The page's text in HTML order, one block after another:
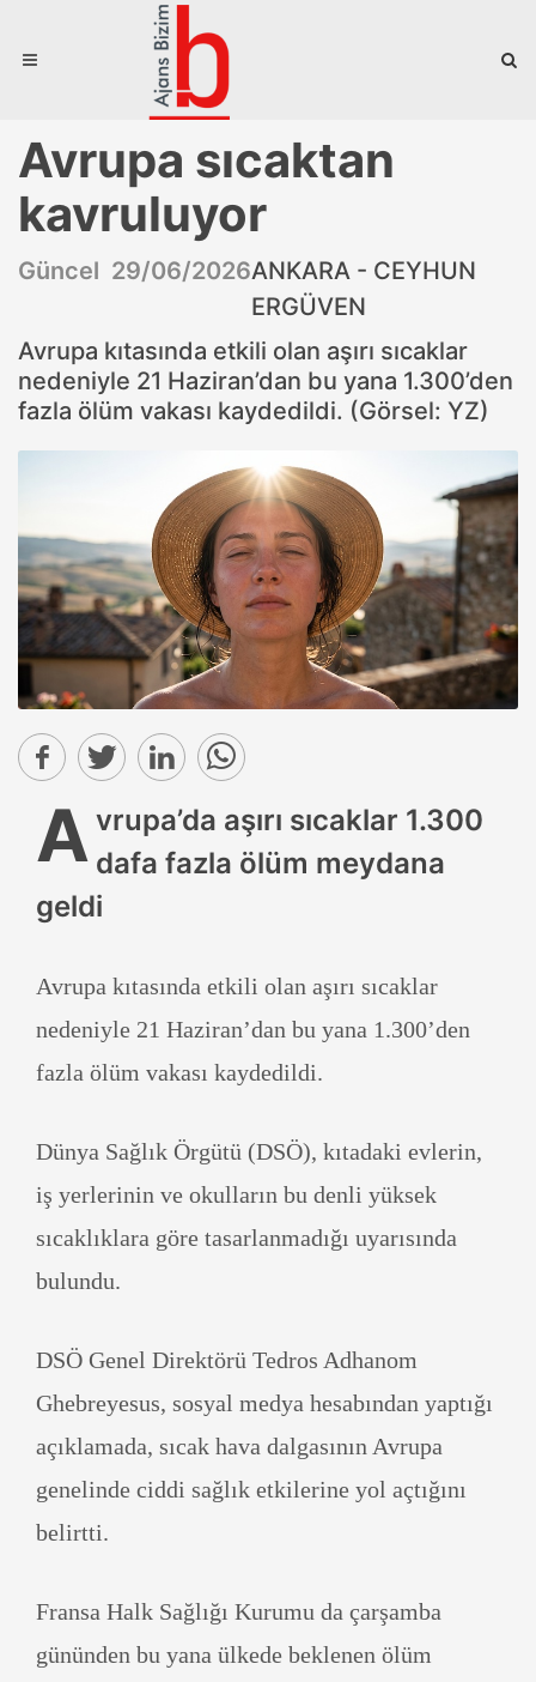
Avrupa sıcaktan
kavruluyor
Güncel 29/06/2026ANKARA - CEYHUN
ERGÜVEN
Avrupa kıtasında etkili olan aşırı sıcaklar
nedeniyle 21 Haziran’dan bu yana 1.300’den
fazla ölüm vakası kaydedildi. (Görsel: YZ)
A vrupa’da aşırı sıcaklar 1.300
dafa fazla ölüm meydana
geldi
Avrupa kıtasında etkili olan aşırı sıcaklar
nedeniyle 21 Haziran’dan bu yana 1.300’den
fazla ölüm vakası kaydedildi.
Dünya Sağlık Örgütü (DSÖ), kıtadaki evlerin,
iş yerlerinin ve okulların bu denli yüksek
sıcaklıklara göre tasarlanmadığı uyarısında
bulundu.
DSÖ Genel Direktörü Tedros Adhanom
Ghebreyesus, sosyal medya hesabından yaptığı
açıklamada, sıcak hava dalgasının Avrupa
genelinde ciddi sağlık etkilerine yol açtığını
belirtti.
Fransa Halk Sağlığı Kurumu da çarşamba
gününden bu yana ülkede beklenen ölüm